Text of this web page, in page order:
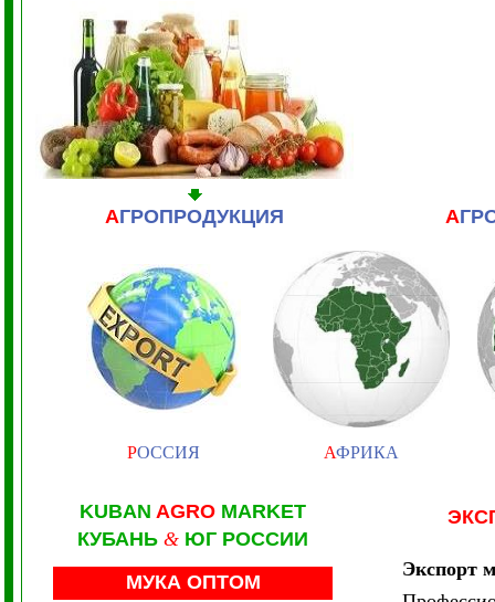
АГРОПРОДУКЦИЯ А
РОССИЯ АФРИКА
KUBAN AGRO MARKET
КУБАНЬ & ЮГ РОССИИ
МУКА ОПТОМ
Экспорт